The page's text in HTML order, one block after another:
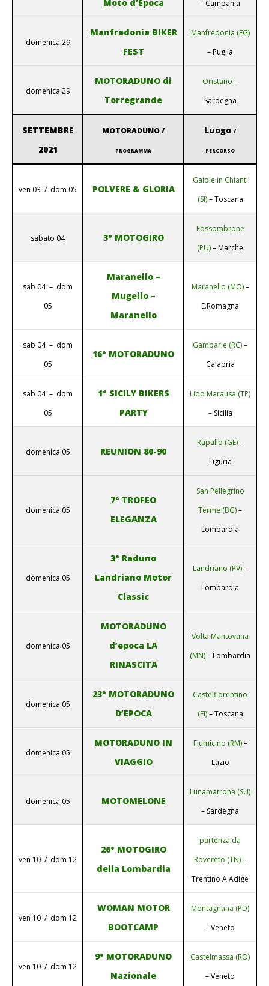
Moto d’Epoca – Campania
domenica 29
Manfredonia BIKER
FEST
Manfredonia (FG)
– Puglia
domenica 29
MOTORADUNO di
Torregrande
Oristano –
Sardegna
SETTEMBRE
2021
MOTORADUNO /
PROGRAMMA
Luogo /
PERCORSO
ven 03 / dom 05 POLVERE & GLORIA
Gaiole in Chianti
(SI)– Toscana
sabato 04 3° MOTOGIRO
Fossombrone
(PU)– Marche
sab 04 – dom
05
Maranello –
Mugello –
Maranello
Maranello (MO)–
E.Romagna
sab 04 – dom
05
16° MOTORADUNO
Gambarie (RC)–
Calabria
sab 04 – dom
05
1° SICILY BIKERS
PARTY
Lido Marausa (TP)
– Sicilia
domenica 05 REUNION 80-90
Rapallo (GE)–
Liguria
domenica 05
7° TROFEO
ELEGANZA
San Pellegrino
Terme (BG)–
Lombardia
domenica 05
3° Raduno
Landriano Motor
Classic
Landriano (PV)–
Lombardia
domenica 05
MOTORADUNO
d’epoca LA
RINASCITA
Volta Mantovana
(MN)– Lombardia
domenica 05
23° MOTORADUNO
D’EPOCA
Castelfiorentino
(FI)– Toscana
domenica 05
MOTORADUNO IN
VIAGGIO
Fiumicino (RM)–
Lazio
domenica 05 MOTOMELONE
Lunamatrona (SU)
– Sardegna
ven 10 / dom 12
26° MOTOGIRO
della Lombardia
partenza da
Rovereto (TN)–
Trentino A.Adige
ven 10 / dom 12
WOMAN MOTOR
BOOTCAMP
Montagnana (PD)
– Veneto
ven 10 / dom 12
9° MOTORADUNO
Nazionale
Castelmassa (RO)
– Veneto